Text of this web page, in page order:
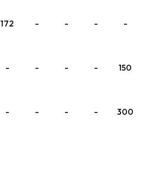
172 - - - -
- - - - 150
- - - - 300